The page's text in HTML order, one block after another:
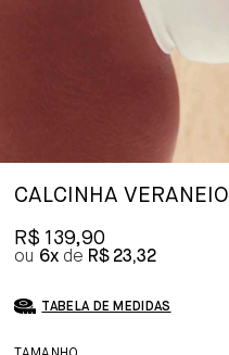
CALCINHA VERANEIO
R$ 139,90
6x R$ 23,32
TABELA DE MEDIDAS